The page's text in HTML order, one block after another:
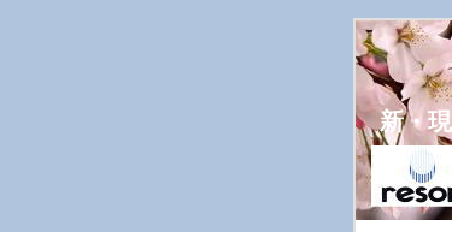
新・現